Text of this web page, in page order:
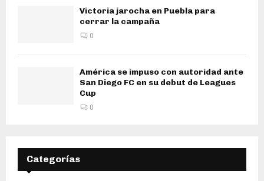
Victoria jarocha en Puebla para
cerrar la campaña
0
América se impuso con autoridad ante
San Diego FC en su debut de Leagues
Cup
0
Categorías